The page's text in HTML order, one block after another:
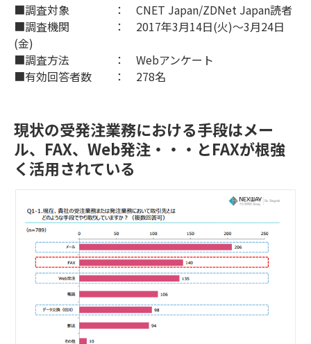
■調査対象 ： CNET Japan/ZDNet Japan読者
■調査機関 ： 2017年3月14日(火)～3月24日
(金)
■調査方法 ： Webアンケート
■有効回答者数 ： 278名
現状の受発注業務における手段はメー
ル、FAX、Web発注・・・とFAXが根強
く活用されている